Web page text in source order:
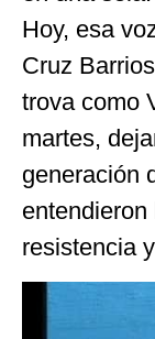
Hoy, esa
Cruz
trova como
martes,
generación
resistencia